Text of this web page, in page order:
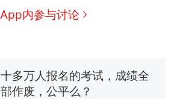
App内参与讨论
热 那个在床头放菜刀的女孩，
因老师一句“跟我回家”改写了
眼了……
十多万人报名的考试，成绩全
部作废，公平么？